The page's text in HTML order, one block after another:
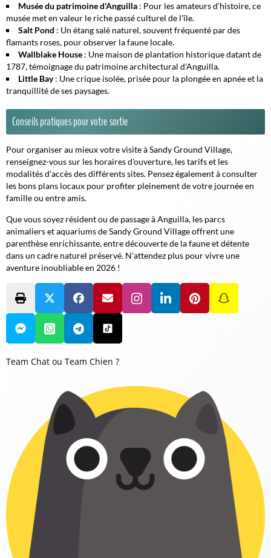
Musée du patrimoine d'Anguilla : Pour les amateurs d'histoire, ce
musée met en valeur le riche passé culturel de l'île.
Salt Pond : Un étang salé naturel, souvent fréquenté par des
flamants roses, pour observer la faune locale.
Wallblake House : Une maison de plantation historique datant de
1787, témoignage du patrimoine architectural d'Anguilla.
Little Bay: Une crique isolée, prisée pour la plongée en apnée et la
tranquillité de ses paysages.
Conseils pratiques pour votre sortie
Pour organiser au mieux votre visite à Sandy Ground Village,
renseignez-vous sur les horaires d'ouverture, les tarifs et les
modalités d'accès des différents sites. Pensez également à consulter
les bons plans locaux pour profiter pleinement de votre journée en
famille ou entre amis.
Que vous soyez résident ou de passage à Anguilla, les parcs
animaliers et aquariums de Sandy Ground Village offrent une
parenthèse enrichissante, entre découverte de la faune et détente
dans un cadre naturel préservé. N'attendez plus pour vivre une
aventure inoubliable en 2026 !
Team Chat ou Team Chien ?